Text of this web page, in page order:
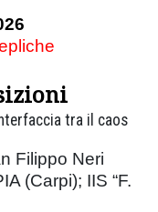
tra il caos
Filippo Neri
(Carpi); IIS “F.